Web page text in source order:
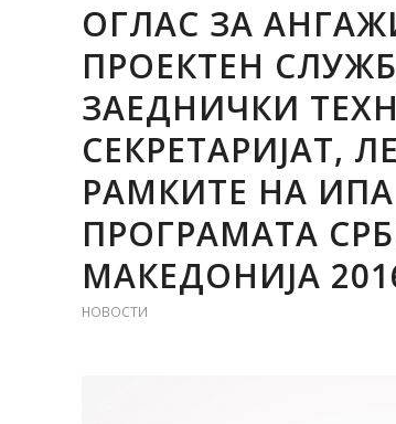
ОГЛАС ЗА
ПРОЕКТЕН
ЗАЕДНИЧКИ
СЕКРЕТАРИЈАТ,
РАМКИТЕ НА ИПА
ПРОГРАМАТА
МАКЕДОНИЈА
НОВОСТИ